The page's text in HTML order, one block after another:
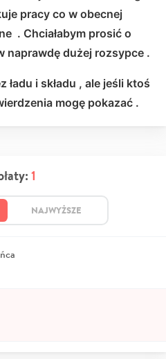
pracy co w obecnej
. Chciałabym prosić o
naprawdę dużej rozsypce .
i składu , ale jeśli ktoś
mogę pokazać .
1
NAJWYŻSZE